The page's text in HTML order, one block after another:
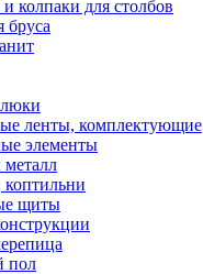
колпаки для столбов
бруса
ленты, комплектующие
элементы
щиты
пол